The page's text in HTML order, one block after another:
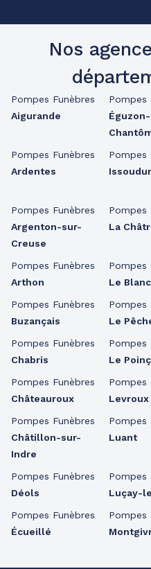
Nos
Pompes Funèbres
Aigurande
Pompes Funèbres
Ardentes
Pompes Funèbres
Argenton-sur-
Creuse
Pompes Funèbres
Arthon
Pompes Funèbres
Buzançais
Pompes Funèbres
Chabris
Pompes Funèbres
Châteauroux
Pompes Funèbres
Châtillon-sur-
Indre
Pompes Funèbres
Déols
Pompes Funèbres
Écueillé
Pompes
Éguzon-
Pompes
Pompes
La
Pompes
Le Blanc
Pompes
Le
Pompes
Le
Pompes
Levroux
Pompes
Luant
Pompes
Luçay-
Pompes